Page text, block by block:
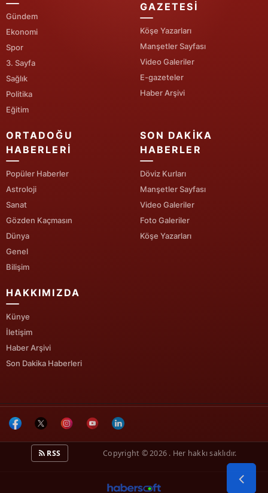
Gündem
Ekonomi
Spor
3. Sayfa
Sağlık
Politika
Eğitim
GAZETESI
Köşe Yazarları
Manşetler Sayfası
Video Galeriler
E-gazeteler
Haber Arşivi
ORTADOĞU
HABERLERI
Popüler Haberler
Astroloji
Sanat
Gözden Kaçmasın
Dünya
Genel
Bilişim
SON DAKIKA
HABERLER
Döviz Kurları
Manşetler Sayfası
Video Galeriler
Foto Galeriler
Köşe Yazarları
HAKKIMIZDA
Künye
İletişim
Haber Arşivi
Son Dakika Haberleri
RSS Copyright © 2026 . Her hakkı saklıdır.